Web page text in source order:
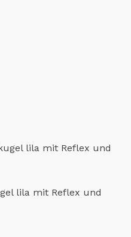
lila mit Reflex und